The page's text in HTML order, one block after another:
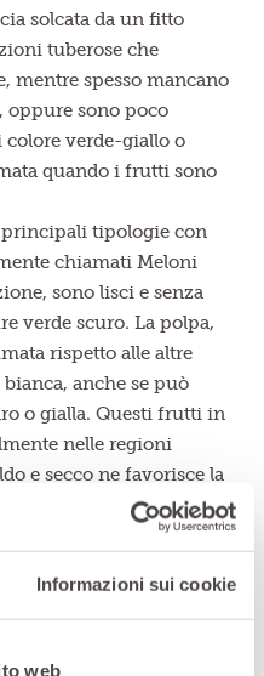
Informazioni sui cookie
web
solcata da un fitto
tuberose che
mentre spesso mancano
sono poco
colore verde-giallo o
quando i frutti sono
principali tipologie con
chiamati Meloni
sono lisci e senza
verde scuro. La polpa,
rispetto alle altre
anche se può
o gialla. Questi frutti in
nelle regioni
e secco ne favorisce la
60 Kcal per porzione
possiamo citare